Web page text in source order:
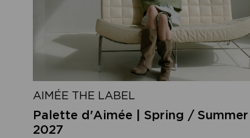
AIMÉE THE LABEL
Palette d'Aimée | Spring / Summer
2027